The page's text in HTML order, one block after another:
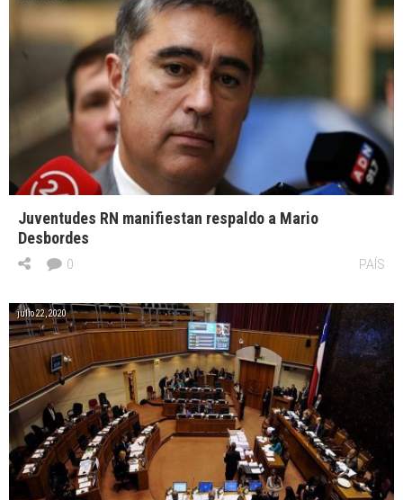
Juventudes RN manifiestan respaldo a Mario
Desbordes
PAÍS
0
julio 22, 2020